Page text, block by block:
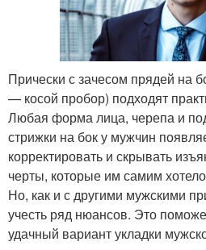
Прически с зачесом прядей на
— косой пробор) подходят
Любая форма лица, черепа и
стрижки на бок у мужчин
корректировать и скрывать
черты, которые им самим
Но, как и с другими мужскими
учесть ряд нюансов. Это
удачный вариант укладки